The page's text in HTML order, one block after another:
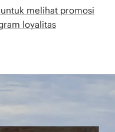
melihat promosi
loyalitas